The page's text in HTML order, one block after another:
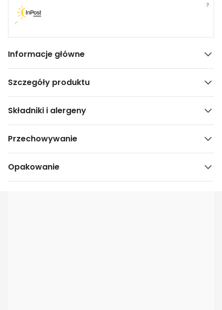
?
Informacje główne
Szczegóły produktu
Składniki i alergeny
Przechowywanie
Opakowanie